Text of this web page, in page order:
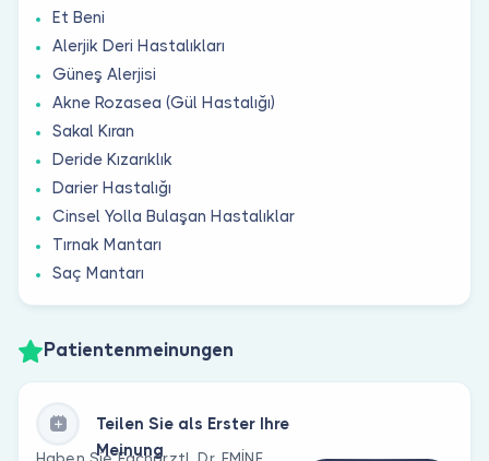
Et Beni
Alerjik Deri Hastalıkları
Güneş Alerjisi
Akne Rozasea (Gül Hastalığı)
Sakal Kıran
Deride Kızarıklık
Darier Hastalığı
Cinsel Yolla Bulaşan Hastalıklar
Tırnak Mantarı
Saç Mantarı
Patientenmeinungen
Teilen Sie als Erster Ihre
Meinung
Haben Sie Fachärztl. Dr. EMİNE